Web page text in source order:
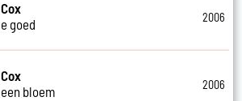
goed
2006
bloem
2006